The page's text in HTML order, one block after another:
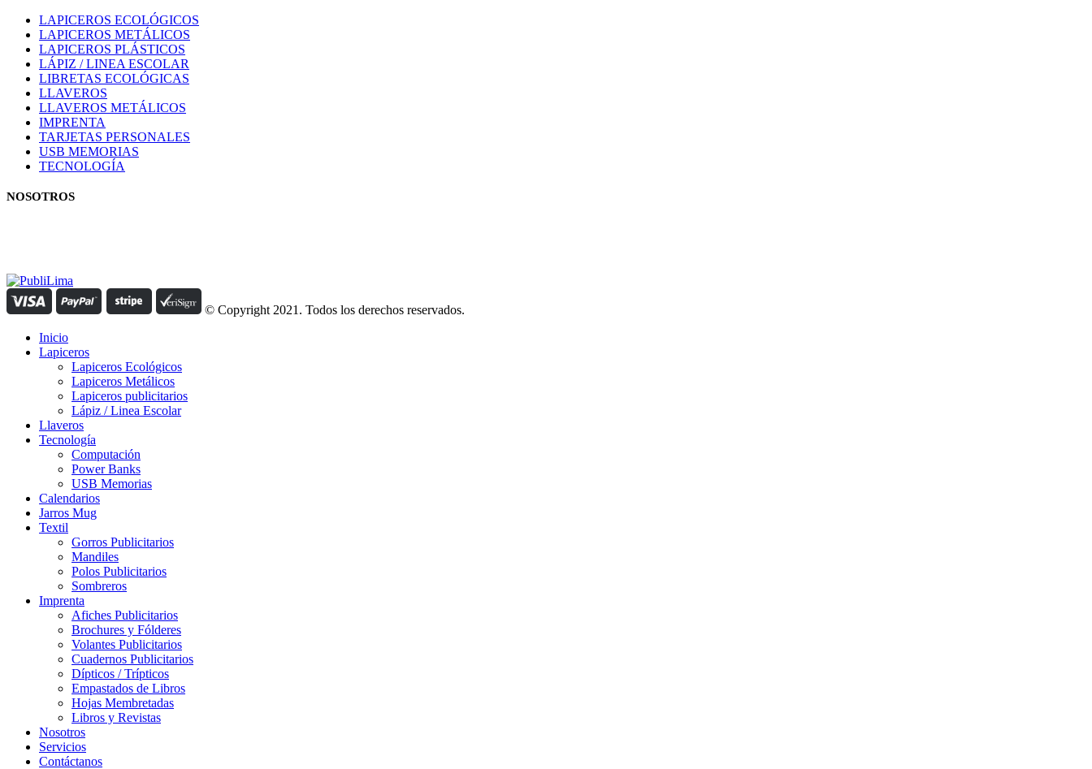
LAPICEROS ECOLÓGICOS
LAPICEROS METÁLICOS
LAPICEROS PLÁSTICOS
LÁPIZ / LINEA ESCOLAR
LIBRETAS ECOLÓGICAS
LLAVEROS
LLAVEROS METÁLICOS
IMPRENTA
TARJETAS PERSONALES
USB MEMORIAS
TECNOLOGÍA
NOSOTROS
© Copyright 2021. Todos los derechos reservados.
Inicio
Lapiceros
Lapiceros Ecológicos
Lapiceros Metálicos
Lapiceros publicitarios
Lápiz / Linea Escolar
Llaveros
Tecnología
Computación
Power Banks
USB Memorias
Calendarios
Jarros Mug
Textil
Gorros Publicitarios
Mandiles
Polos Publicitarios
Sombreros
Imprenta
Afiches Publicitarios
Brochures y Fólderes
Volantes Publicitarios
Cuadernos Publicitarios
Dípticos / Trípticos
Empastados de Libros
Hojas Membretadas
Libros y Revistas
Nosotros
Servicios
Contáctanos